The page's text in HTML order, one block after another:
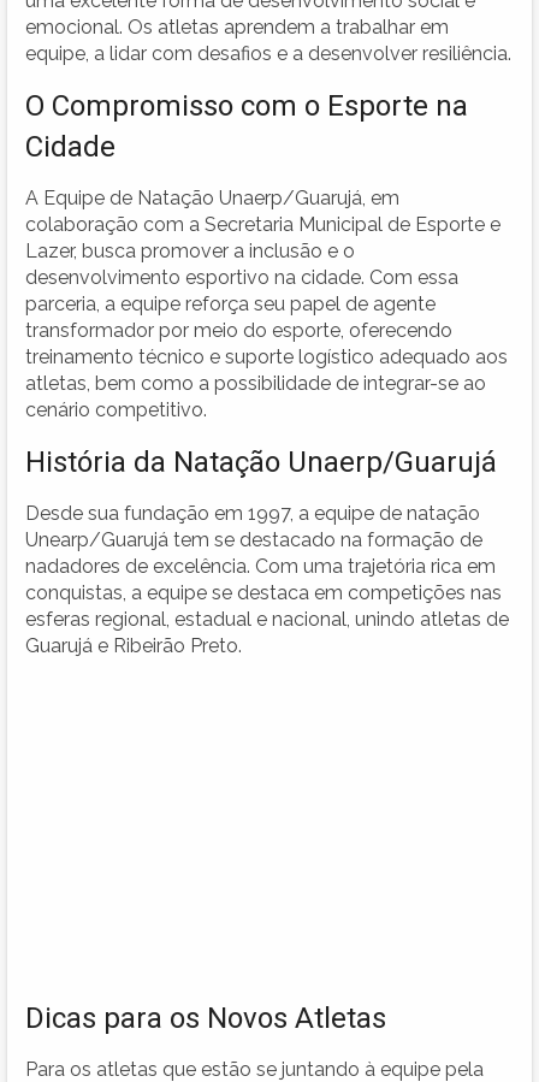
emocional. Os atletas aprendem a trabalhar em
equipe, a lidar com desafios e a desenvolver resiliência.
O Compromisso com o Esporte na
Cidade
A Equipe de Natação Unaerp/Guarujá, em
colaboração com a Secretaria Municipal de Esporte e
Lazer, busca promover a inclusão e o
desenvolvimento esportivo na cidade. Com essa
parceria, a equipe reforça seu papel de agente
transformador por meio do esporte, oferecendo
treinamento técnico e suporte logístico adequado aos
atletas, bem como a possibilidade de integrar-se ao
cenário competitivo.
História da Natação Unaerp/Guarujá
Desde sua fundação em 1997, a equipe de natação
Unearp/Guarujá tem se destacado na formação de
nadadores de excelência. Com uma trajetória rica em
conquistas, a equipe se destaca em competições nas
esferas regional, estadual e nacional, unindo atletas de
Guarujá e Ribeirão Preto.
Dicas para os Novos Atletas
Para os atletas que estão se juntando à equipe pela